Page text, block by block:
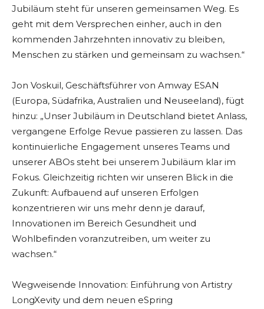
Jubiläum steht für unseren gemeinsamen Weg. Es
geht mit dem Versprechen einher, auch in den
kommenden Jahrzehnten innovativ zu bleiben,
Menschen zu stärken und gemeinsam zu wachsen.“
Jon Voskuil, Geschäftsführer von Amway ESAN
(Europa, Südafrika, Australien und Neuseeland), fügt
hinzu: „Unser Jubiläum in Deutschland bietet Anlass,
vergangene Erfolge Revue passieren zu lassen. Das
kontinuierliche Engagement unseres Teams und
unserer ABOs steht bei unserem Jubiläum klar im
Fokus. Gleichzeitig richten wir unseren Blick in die
Zukunft: Aufbauend auf unseren Erfolgen
konzentrieren wir uns mehr denn je darauf,
Innovationen im Bereich Gesundheit und
Wohlbefinden voranzutreiben, um weiter zu
wachsen.“
Wegweisende Innovation: Einführung von Artistry
LongXevity und dem neuen eSpring